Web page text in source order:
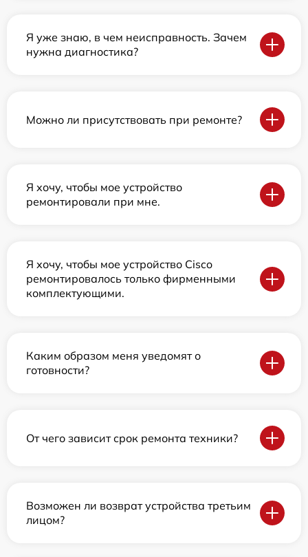
Я уже знаю, в чем неисправность. Зачем
нужна диагностика?
Можно ли присутствовать при ремонте?
Я хочу, чтобы мое устройство
ремонтировали при мне.
Я хочу, чтобы мое устройство Cisco
ремонтировалось только фирменными
комплектующими.
Каким образом меня уведомят о
готовности?
От чего зависит срок ремонта техники?
Возможен ли возврат устройства третьим
лицом?